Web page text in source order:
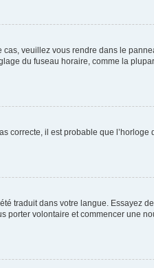
veuillez vous rendre dans le
du fuseau horaire, comme la
correcte, il est probable que
traduit dans votre langue. Essayez
volontaire et commencer une